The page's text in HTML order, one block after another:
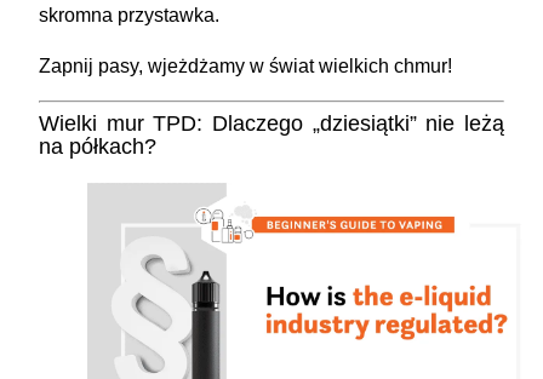
skromna przystawka.
Zapnij pasy, wjeżdżamy w świat wielkich chmur!
Wielki mur TPD: Dlaczego „dziesiątki” nie leżą
na półkach?